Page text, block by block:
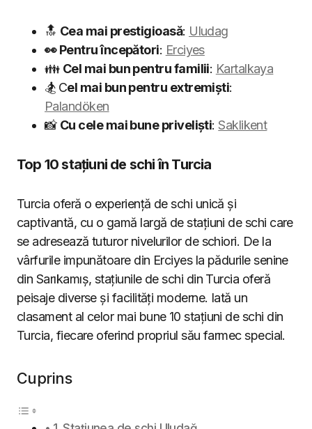
🔝 Cea mai prestigioasă: Uludag
👀 Pentru începători: Erciyes
👪 Cel mai bun pentru familii: Kartalkaya
🏂 Cel mai bun pentru extremiști:
Palandöken
📸 Cu cele mai bune priveliști: Saklikent
Top 10 stațiuni de schi în Turcia
Turcia oferă o experiență de schi unică și
captivantă, cu o gamă largă de stațiuni de schi care
se adresează tuturor nivelurilor de schiori. De la
vârfurile impunătoare din Erciyes la pădurile senine
din Sarıkamıș, stațiunile de schi din Turcia oferă
peisaje diverse și facilități moderne. Iată un
clasament al celor mai bune 10 stațiuni de schi din
Turcia, fiecare oferind propriul său farmec special.
Cuprins